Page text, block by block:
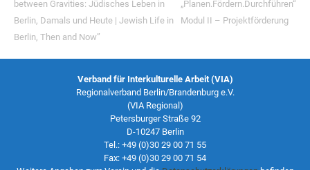
between Grav­i­ties: Jüdis­ches Leben in
Berlin, Damals und Heute | Jew­ish Life in
Berlin, Then and Now”
„Planen.Fördern.Durchführen“
Mod­ul II – Pro­jek­t­förderung
Verband für Interkulturelle Arbeit (VIA)
Regionalverband Berlin/Brandenburg e.V.
(VIA Regional)
Petersburger Straße 92
D-10247 Berlin
Tel.: +49 (0)30 29 00 71 55
Fax: +49 (0)30 29 00 71 54